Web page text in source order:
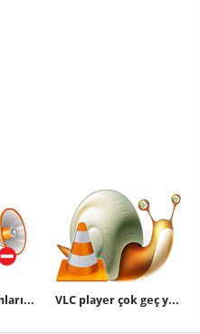
Ccleaner reklamlarını engelleyelim VLC player çok geç yanıt veriyor